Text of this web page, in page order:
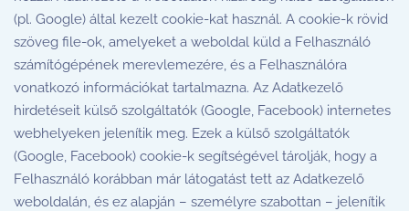
(pl. Google) által kezelt cookie-kat használ. A cookie-k rövid
szöveg file-ok, amelyeket a weboldal küld a Felhasználó
számítógépének merevlemezére, és a Felhasználóra
vonatkozó információkat tartalmazna. Az Adatkezelő
hirdetéseit külső szolgáltatók (Google, Facebook) internetes
webhelyeken jelenítik meg. Ezek a külső szolgáltatók
(Google, Facebook) cookie-k segítségével tárolják, hogy a
Felhasználó korábban már látogatást tett az Adatkezelő
weboldalán, és ez alapján – személyre szabottan – jelenítik